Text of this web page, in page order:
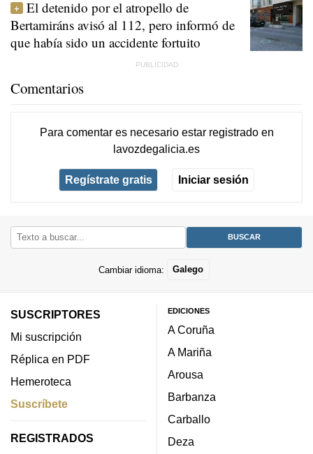
El detenido por el atropello de
Bertamiráns avisó al 112, pero informó de
que había sido un accidente fortuito
Comentarios
Para comentar es necesario estar registradoen
lavozdegalicia.es
Regístrate gratis Iniciar sesión
Cambiar idioma: Galego
SUSCRIPTORES
Mi suscripción
Réplica en PDF
Hemeroteca
Suscríbete
REGISTRADOS
EDICIONES
A Coruña
A Mariña
Arousa
Barbanza
Carballo
Deza